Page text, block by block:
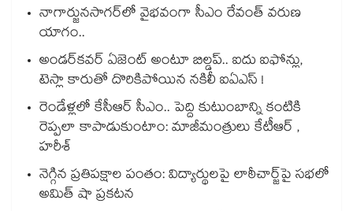
నాగార్జునసాగర్‌లో వైభవంగా సీఎం రేవంత్ వరుణ
యాగం..
అండర్‌కవర్ ఏజెంట్ అంటూ బిల్డప్.. ఐదు ఐఫోన్లు,
టెస్లా కారుతో దొరికిపోయిన నకిలీ ఐఏఎస్ !
రెండేళ్లలో కేసీఆర్ సీఎం.. పెద్ది కుటుంబాన్ని కంటికి
రెప్పలా కాపాడుకుంటాం: మాజీమంత్రులు కేటీఆర్ ,
హరీశ్
నెగ్గిన ప్రతిపక్షాల పంతం: విద్యార్థులపై లాఠీచార్జ్‎పై సభలో
అమిత్ షా ప్రకటన